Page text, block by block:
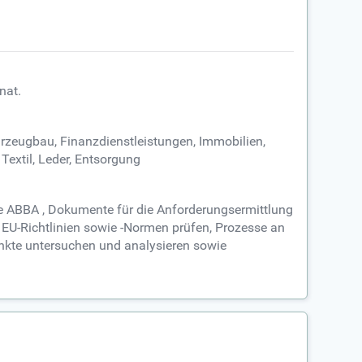
Finanzdienstleistungen, Immobilien,
Leder, Entsorgung
, Dokumente für die Anforderungsermittlung
Richtlinien sowie -Normen prüfen, Prozesse an
untersuchen und analysieren sowie